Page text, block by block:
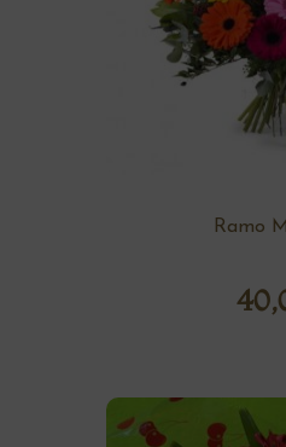
Ramo